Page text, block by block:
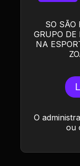
SO SÃO
GRUPO DE
NA
O
ou